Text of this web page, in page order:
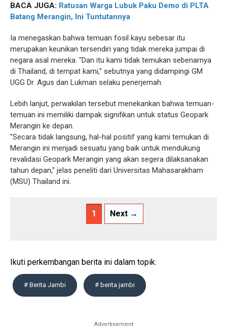
BACA JUGA: Ratusan Warga Lubuk Paku Demo di PLTA
Batang Merangin, Ini Tuntutannya
Ia menegaskan bahwa temuan fosil kayu sebesar itu
merupakan keunikan tersendiri yang tidak mereka jumpai di
negara asal mereka. "Dan itu kami tidak temukan sebenarnya
di Thailand, di tempat kami," sebutnya yang didampingi GM
UGG Dr. Agus dan Lukman selaku penerjemah.
Lebih lanjut, perwakilan tersebut menekankan bahwa temuan-
temuan ini memiliki dampak signifikan untuk status Geopark
Merangin ke depan.
"Secara tidak langsung, hal-hal positif yang kami temukan di
Merangin ini menjadi sesuatu yang baik untuk mendukung
revalidasi Geopark Merangin yang akan segera dilaksanakan
tahun depan," jelas peneliti dari Universitas Mahasarakham
(MSU) Thailand ini.
1 Next →
Ikuti perkembangan berita ini dalam topik:
# Berita Jambi # berita jambi
Advertisement